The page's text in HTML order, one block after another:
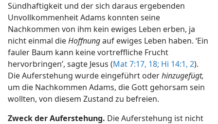
Sündhaftigkeit und der sich daraus ergebenden
Unvollkommenheit Adams konnten seine
Nachkommen von ihm kein ewiges Leben erben, ja
nicht einmal dieHoffnungauf ewiges Leben haben. ‘Ein
fauler Baum kann keine vortreffliche Frucht
hervorbringen’, sagte Jesus (Mat 7:17, 18; Hi 14:1, 2).
Die Auferstehung wurde eingeführt oderhinzugefügt,
um die Nachkommen Adams, die Gott gehorsam sein
wollten, von diesem Zustand zu befreien.
Zweck der Auferstehung. Die Auferstehung ist nicht